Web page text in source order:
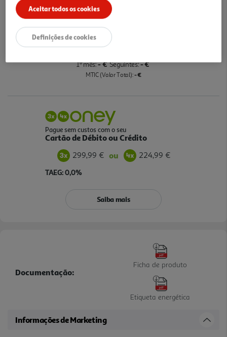
TAEG: 18,4%
saiba mais >
3 meses sem juros
1º mês:- €Seguintes:- €
MTIC (Valor Total):- €
Pague sem custos com o seu
Cartão de Débito ou Crédito
299,99 € ou 224,99 €
TAEG: 0,0%
Saiba mais
Documentação:
Ficha de produto
Etiqueta energética
Informações de Marketing
Aceitar todos os cookies
Definições de cookies